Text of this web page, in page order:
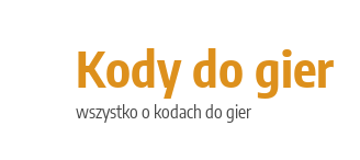
Kody do gier
wszystko o kodach do gier